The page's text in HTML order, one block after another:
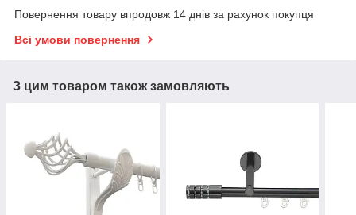
Повернення товару впродовж 14 днів за рахунок покупця
Всі умови повернення
З цим товаром також замовляють